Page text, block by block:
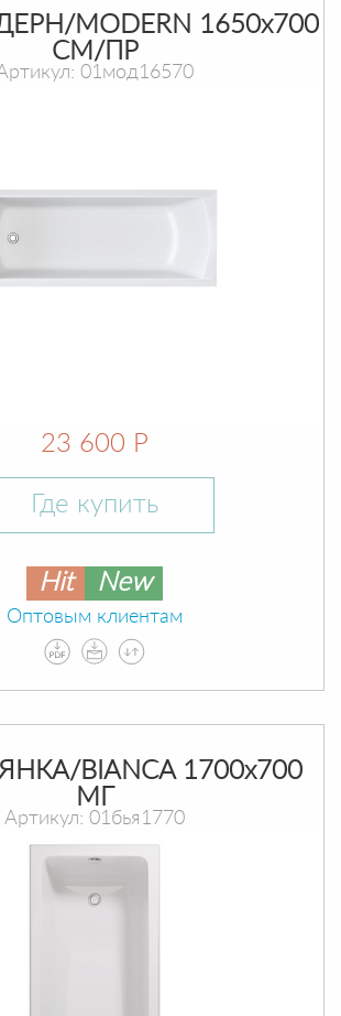
MODERN 1650х700
СМ/ПР
01мод16570
23 600 Р
Где купить
Hit New
Оптовым клиентам
BIANCA 1700х700
МГ
Артикул: 01бья1770